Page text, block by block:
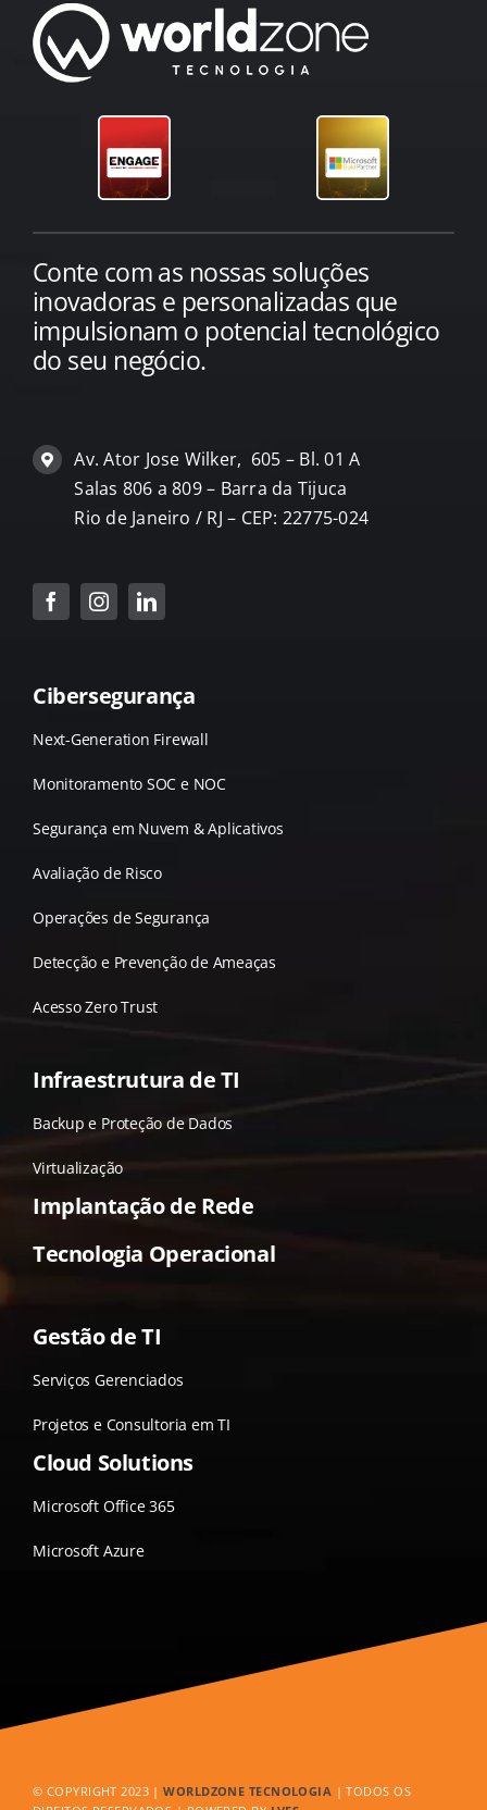
Conte com as nossas soluções
inovadoras e personalizadas que
impulsionam o potencial tecnológico
do seu negócio.
Av. Ator Jose Wilker, 605 – Bl. 01 A
Salas 806 a 809 – Barra da Tijuca
Rio de Janeiro / RJ – CEP: 22775-024
Cibersegurança
Next-Generation Firewall
Monitoramento SOC e NOC
Segurança em Nuvem & Aplicativos
Avaliação de Risco
Operações de Segurança
Detecção e Prevenção de Ameaças
Acesso Zero Trust
Infraestrutura de TI
Backup e Proteção de Dados
Virtualização
Implantação de Rede
Tecnologia Operacional
Gestão de TI
Serviços Gerenciados
Projetos e Consultoria em TI
Cloud Solutions
Microsoft Office 365
Microsoft Azure
© COPYRIGHT 2023 |WORLDZONE TECNOLOGIA | TODOS OS